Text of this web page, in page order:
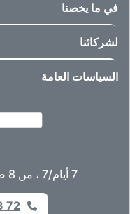
في ما يخصنا
لشركائنا
السياسات العامة
7 أيام/7 ، من 8 صباحًا حتى الساعة 8 مساءً
72